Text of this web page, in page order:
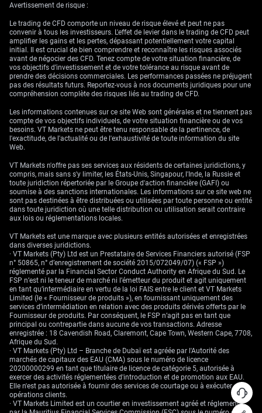
Avertissement de risque :
Le trading de CFD comporte un niveau de risque élevé et peut ne pas
convenir à tous les investisseurs. L'effet de levier dans le trading de CFD peut
amplifier les gains et les pertes, dépassant potentiellement votre capital
initial. Il est crucial de bien comprendre et reconnaître les risques associés
avant de négocier des CFD. Tenez compte de votre situation financière, de
vos objectifs d’investissement et de votre tolérance au risque avant de
prendre des décisions commerciales. Les performances passées ne préjugent
pas des résultats futurs. Reportez-vous à nos documents juridiques pour une
compréhension complète des risques liés au trading de CFD.
Les informations contenues sur ce site Web sont générales et ne tiennent pas
compte de vos objectifs individuels, de votre situation financière ou de vos
besoins. VT Markets ne peut être tenu responsable de la pertinence, de
l'exactitude, de l'actualité ou de l'exhaustivité de toute information du site
Web.
VT Markets n'offre pas ses services aux résidents de certaines juridictions, y
compris, mais sans s'y limiter, les États-Unis, Singapour, l'Inde, la Russie et
toute juridiction répertoriée par le Groupe d'action financière (GAFI) ou
soumise à des sanctions internationales. Les informations sur ce site web ne
sont pas destinées à être distribuées ou utilisées par toute personne ou entité
dans toute juridiction où une telle distribution ou utilisation serait contraire
aux lois ou réglementations locales.
VT Markets est une marque avec plusieurs entités autorisées et enregistrées
dans diverses juridictions.
· VT Markets (Pty) Ltd est un Prestataire de Services Financiers autorisé (FSP
n° 50865, n° d’enregistrement de société 2015/072049/07) (« FSP »)
réglementé par la Financial Sector Conduct Authority en Afrique du Sud. Le
FSP n’est ni le teneur de marché ni l’émetteur du produit et agit uniquement
en tant qu’intermédiaire en vertu de la loi FAIS entre le client et VT Markets
Limited (le « Fournisseur de produits »), en fournissant uniquement des
services d’intermédiation en relation avec des produits dérivés offerts par le
Fournisseur de produits. Par conséquent, le FSP n’agit pas en tant que
principal ou contrepartie dans aucune de vos transactions. Adresse
enregistrée : 18 Cavendish Road, Claremont, Cape Town, Western Cape, 7708,
Afrique du Sud.
· VT Markets (Pty) Ltd – Branche de Dubaï est agréée par l'Autorité des
marchés de capitaux des EAU (CMA) sous le numéro de licence
20200000299 en tant que titulaire de licence de catégorie 5, autorisée à
exercer des activités réglementées d'introduction et de promotion aux EAU.
Elle n'est pas autorisée à fournir des services de courtage ou à exécuter des
opérations clients.
· VT Markets Limited est un courtier en investissement agréé et réglementé